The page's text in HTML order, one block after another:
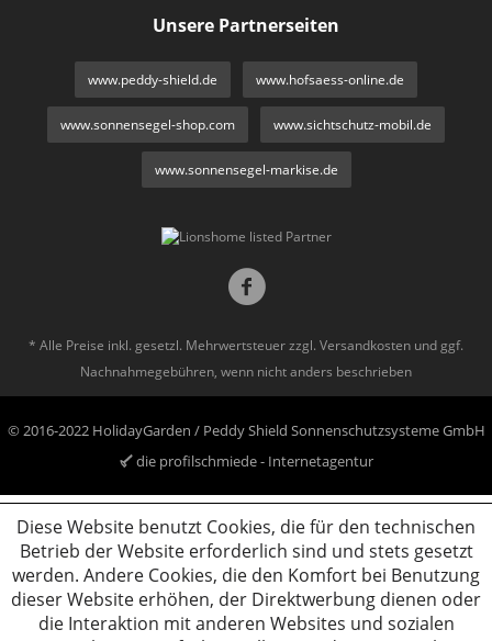
Unsere Partnerseiten
www.peddy-shield.de www.hofsaess-online.de
www.sonnensegel-shop.com www.sichtschutz-mobil.de
www.sonnensegel-markise.de
* Alle Preise inkl. gesetzl. Mehrwertsteuer zzgl. Versandkosten und ggf.
Nachnahmegebühren, wenn nicht anders beschrieben
© 2016-2022 HolidayGarden / Peddy Shield Sonnenschutzsysteme GmbH
die profilschmiede - Internetagentur
Diese Website benutzt Cookies, die für den technischen
Betrieb der Website erforderlich sind und stets gesetzt
werden. Andere Cookies, die den Komfort bei Benutzung
dieser Website erhöhen, der Direktwerbung dienen oder
die Interaktion mit anderen Websites und sozialen